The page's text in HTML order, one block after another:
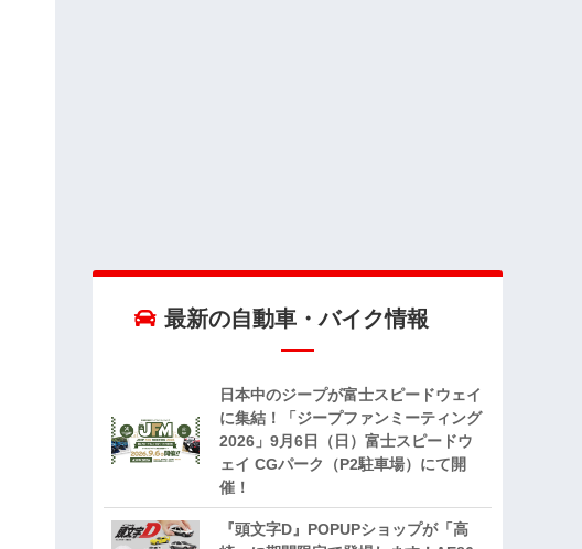
最新の自動車・バイク情報
日本中のジープが富士スピードウェイ
に集結！「ジープファンミーティング
2026」9月6日（日）富士スピードウ
ェイ CGパーク（P2駐車場）にて開
催！
『頭文字D』POPUPショップが「高